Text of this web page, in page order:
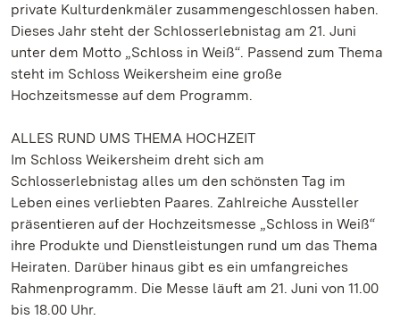
private Kulturdenkmäler zusammengeschlossen haben.
Dieses Jahr steht der Schlosserlebnistag am 21. Juni
unter dem Motto „Schloss in Weiß“. Passend zum Thema
steht im Schloss Weikersheim eine große
Hochzeitsmesse auf dem Programm.
ALLES RUND UMS THEMA HOCHZEIT
Im Schloss Weikersheim dreht sich am
Schlosserlebnistag alles um den schönsten Tag im
Leben eines verliebten Paares. Zahlreiche Aussteller
präsentieren auf der Hochzeitsmesse „Schloss in Weiß“
ihre Produkte und Dienstleistungen rund um das Thema
Heiraten. Darüber hinaus gibt es ein umfangreiches
Rahmenprogramm. Die Messe läuft am 21. Juni von 11.00
bis 18.00 Uhr.